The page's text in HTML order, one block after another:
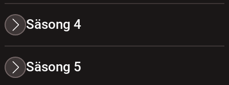
Säsong 4
Säsong 5